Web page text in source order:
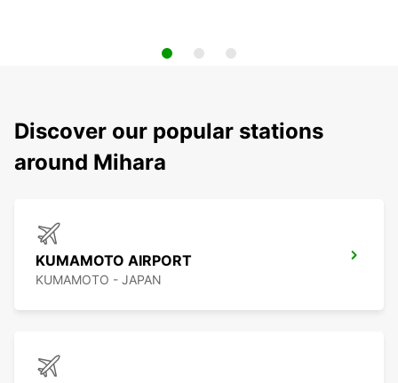
Discover our popular stations
around Mihara
KUMAMOTO AIRPORT
KUMAMOTO - JAPAN